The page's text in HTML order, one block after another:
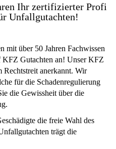
Ihr zertifizierter Profi
Unfallgutachten!
mit über 50 Jahren Fachwissen
Gutachten an! Unser KFZ
anerkannt. Wir
für die Schadenregulierung
die Gewissheit über die
die freie Wahl des
trägt die